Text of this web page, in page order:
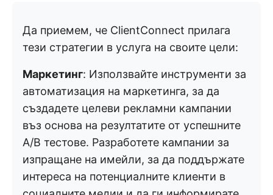
Да приемем, че ClientConnect прилага
тези стратегии в услуга на своите цели:
Маркетинг: Използвайте инструменти за
автоматизация на маркетинга, за да
създадете целеви рекламни кампании
въз основа на резултатите от успешните
A/B тестове. Разработете кампании за
изпращане на имейли, за да поддържате
интереса на потенциалните клиенти в